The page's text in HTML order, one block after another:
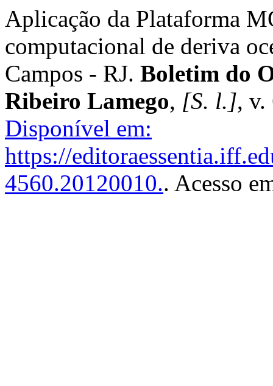
Aplicação da Plataforma
computacional de deriva
Campos - RJ. Boletim do
Ribeiro Lamego, [S. l.], v.
Disponível em:
https://
4560.20120010.. Acesso